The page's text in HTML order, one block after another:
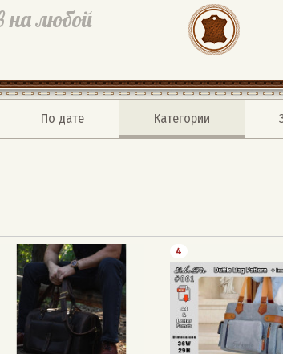
на любой
По дате Категории
4